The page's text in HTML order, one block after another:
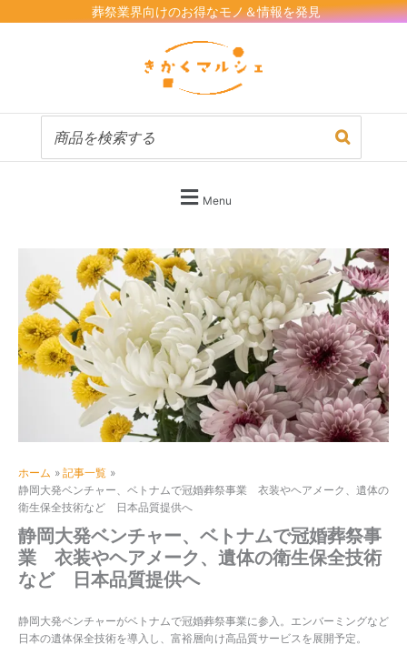
容
プ
葬祭業界向けのお得なモノ＆情報を発見
Menu
ホーム
記事一覧
静岡大発ベンチャー、ベトナムで冠婚葬祭事業 衣装やヘアメーク、遺体の
衛生保全技術など 日本品質提供へ
静岡大発ベンチャー、ベトナムで冠婚葬祭事
業 衣装やヘアメーク、遺体の衛生保全技術
など 日本品質提供へ
静岡大発ベンチャーがベトナムで冠婚葬祭事業に参入。エンバーミングなど
日本の遺体保全技術を導入し、富裕層向け高品質サービスを展開予定。